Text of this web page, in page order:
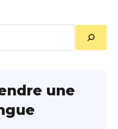
une